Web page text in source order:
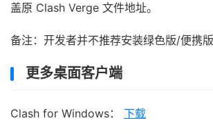
盖原 Clash Verge 文件地址。
备注：开发者并不推荐安装绿色版/便携版
更多桌面客户端
Clash for Windows： 下载